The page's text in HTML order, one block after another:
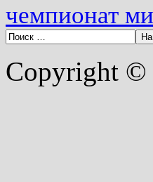
чемпионат
Copyright ©